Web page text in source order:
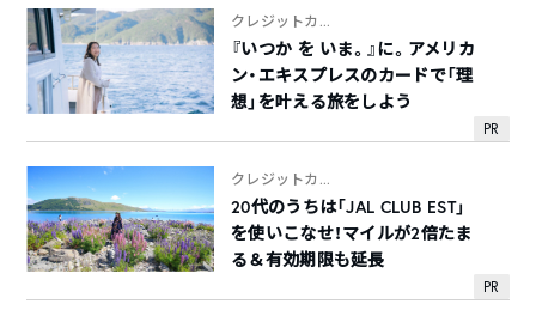
PR
クレジットカ...
『いつか を いま。』に。アメリカ
ン・エキスプレスのカードで「理
想」を叶える旅をしよう
PR
クレジットカ...
20代のうちは「JAL CLUB EST」
を使いこなせ！マイルが2倍たま
る＆有効期限も延長